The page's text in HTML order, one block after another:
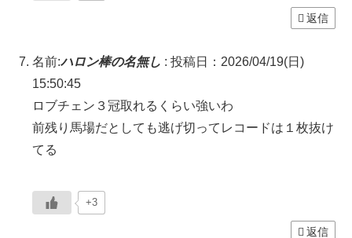
返信
名前:ハロン棒の名無し : 投稿日：2026/04/19(日)
15:50:45
ロブチェン３冠取れるくらい強いわ
前残り馬場だとしても逃げ切ってレコードは１枚抜け
てる
+3
返信